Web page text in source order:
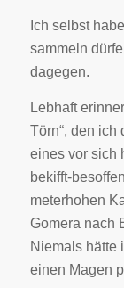
Ich selbst
sammeln
dagegen.
Lebhaft
Törn“, den ich
eines vor sich
bekifft-
meterhohen
Gomera nach
Niemals hätte
einen Magen